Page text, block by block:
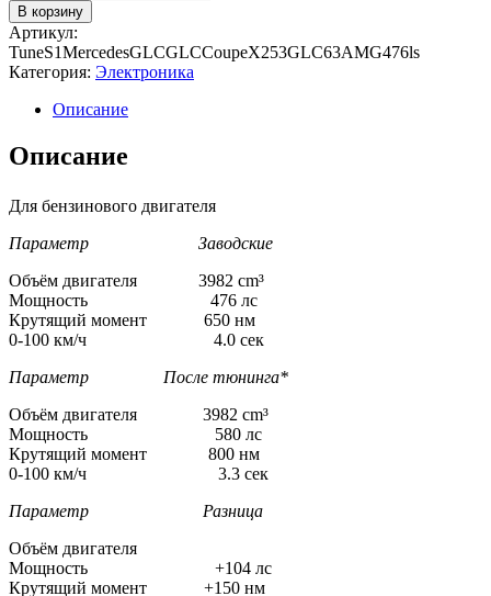
В корзину
Артикул:
TuneS1MercedesGLCGLCCoupeX253GLC63AMG476ls
Категория: Электроника
Описание
Описание
Для бензинового двигателя
Параметр Заводские
Объём двигателя 3982 cm³
Мощность 476 лс
Крутящий момент 650 нм
0-100 км/ч 4.0 сек
Параметр После тюнинга*
Объём двигателя 3982 cm³
Мощность 580 лс
Крутящий момент 800 нм
0-100 км/ч 3.3 сек
Параметр Разница
Объём двигателя
Мощность +104 лс
Крутящий момент +150 нм